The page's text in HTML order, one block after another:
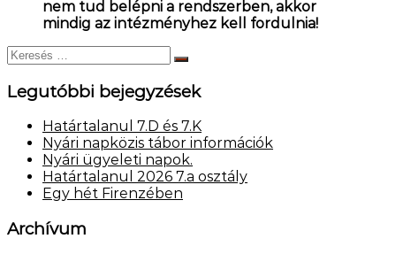
nem tud belépni a rendszerben, akkor
mindig az intézményhez kell fordulnia!
Keresés:
Keresés
Legutóbbi bejegyzések
Határtalanul 7.D és 7.K
Nyári napközis tábor információk
Nyári ügyeleti napok.
Határtalanul 2026 7.a osztály
Egy hét Firenzében
Archívum